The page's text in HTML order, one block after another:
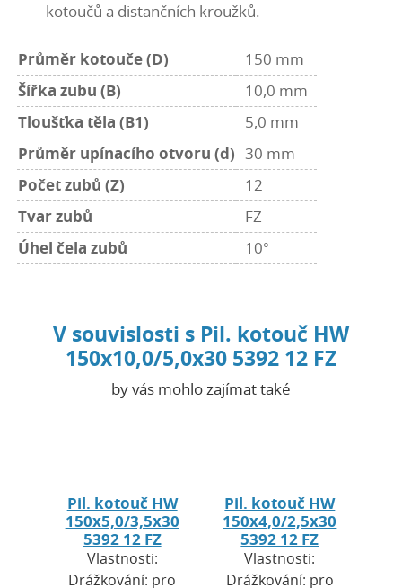
kotoučů a distančních kroužků.
Průměr kotouče (D)
150 mm
Šířka zubu (B)
10,0 mm
Tloušťka těla (B1)
5,0 mm
Průměr upínacího otvoru (d) 30 mm
Počet zubů (Z)
12
Tvar zubů
FZ
Úhel čela zubů
10°
V souvislosti s Pil. kotouč HW
150x10,0/5,0x30 5392 12 FZ
by vás mohlo zajímat také
Pil. kotouč HW
150x5,0/3,5x30
5392 12 FZ
Vlastnosti:
Drážkování: pro
Pil. kotouč HW
150x4,0/2,5x30
5392 12 FZ
Vlastnosti:
Drážkování: pro